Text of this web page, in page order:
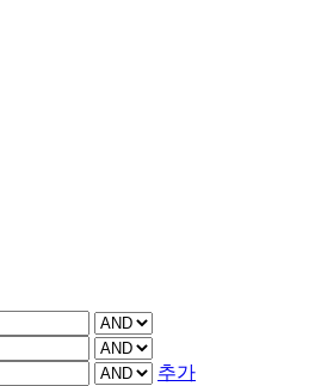
추가